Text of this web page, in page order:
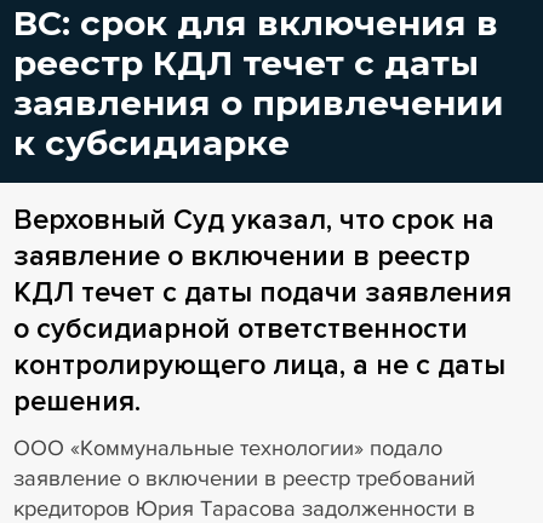
ВС: срок для включения в
реестр КДЛ течет с даты
заявления о привлечении
к субсидиарке
Верховный Суд указал, что срок на
заявление о включении в реестр
КДЛ течет с даты подачи заявления
о субсидиарной ответственности
контролирующего лица, а не с даты
решения.
ООО «Коммунальные технологии» подало
заявление о включении в реестр требований
кредиторов Юрия Тарасова задолженности в